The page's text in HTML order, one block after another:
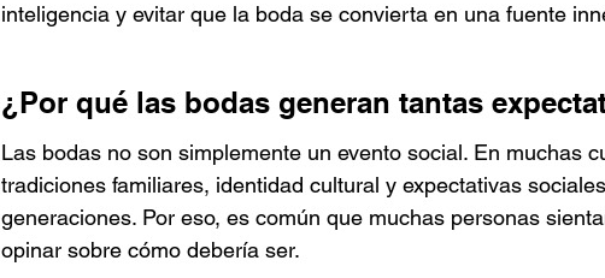
inteligencia y evitar que la boda se convierta en una fuente
¿Por qué las bodas generan tantas
Las bodas no son simplemente un evento social. En muchas
tradiciones familiares, identidad cultural y expectativas
generaciones. Por eso, es común que muchas personas
opinar sobre cómo debería ser.